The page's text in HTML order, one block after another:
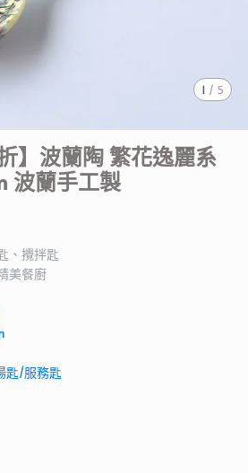
1 / 5
】波蘭陶 繁花逸麗系
波蘭手工製
、攪拌匙
美餐廚
匙/服務匙